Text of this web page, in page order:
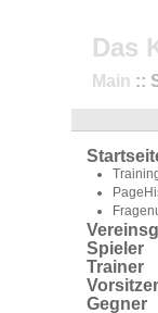
Das
Main ::
Spieler
Trainer
Gegner